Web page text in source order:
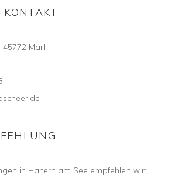
45772 Marl
in Haltern am See empfehlen wir: